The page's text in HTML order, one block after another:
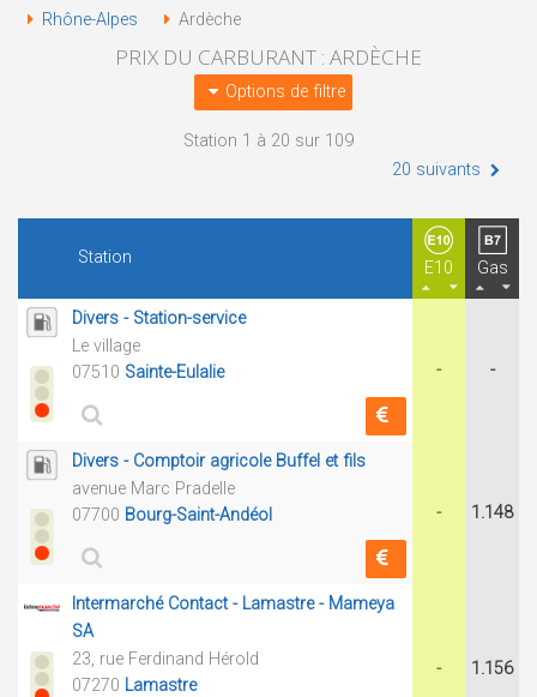
Rhône-Alpes Ardèche
PRIX DU CARBURANT : ARDÈCHE
Options de filtre
Station 1 à 20 sur 109
20 suivants
Station
E10 Gas
Divers - Station-service
Le village
07510 Sainte-Eulalie - -
Divers - Comptoir agricole Buffel et fils
avenue Marc Pradelle
07700 Bourg-Saint-Andéol - 1.148
Intermarché Contact - Lamastre - Mameya
SA
23, rue Ferdinand Hérold
07270 Lamastre
- 1.156